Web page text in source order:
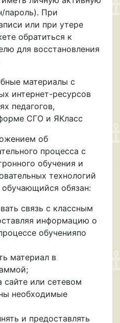
пароль). При
или при утере
обратиться к
для восстановления
материалы с
интернет-ресурсов
педагогов,
СГО и ЯКласс
об
процесса с
обучения и
технологий
обязан:
связь с классным
информацию о
обученияпо
материал в
сайте или сетевом
необходимые
и предоставлять